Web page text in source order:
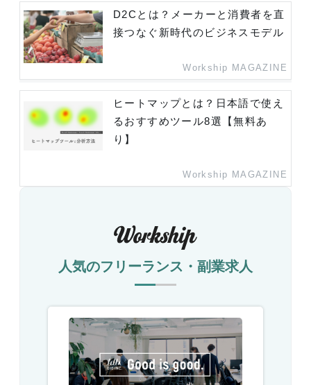
D2Cとは？メーカーと消費者を直
接つなぐ新時代のビジネスモデル
Workship MAGAZINE
ヒートマップとは？日本語で使え
るおすすめツール8選【無料あ
り】
Workship MAGAZINE
人気のフリーランス・副業求人